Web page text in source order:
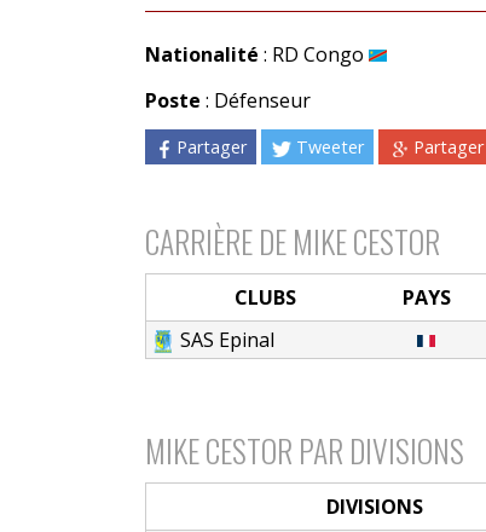
Nationalité : RD Congo
Poste : Défenseur
Partager Tweeter Partager
CARRIÈRE DE MIKE CESTOR
CLUBS PAYS
SAS Epinal
MIKE CESTOR PAR DIVISIONS
DIVISIONS